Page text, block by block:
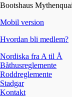
Bootshaus
Mobil version
Hvordan bli medlem?
Nordiska fra A til Å
Båthusreglemente
Roddreglemente
Stadgar
Kontakt